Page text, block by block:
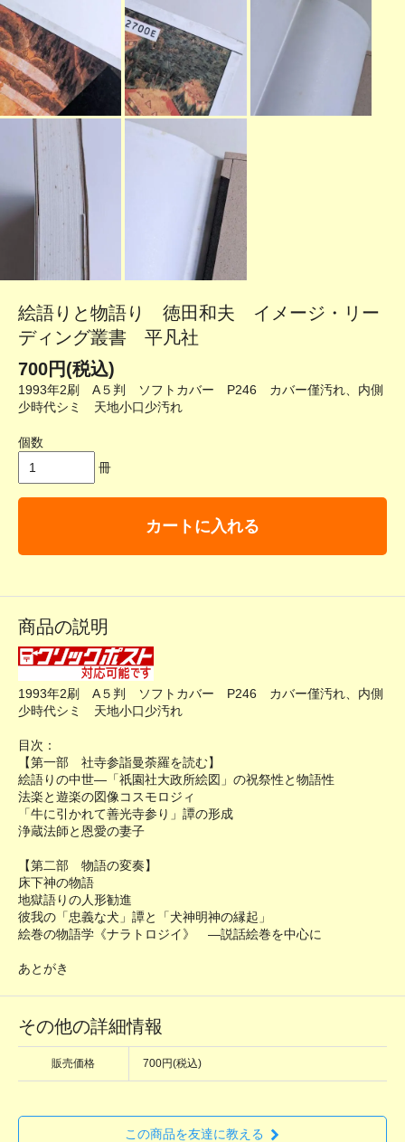
絵語りと物語り 徳田和夫 イメージ・リー
ディング叢書 平凡社
700円(税込)
1993年2刷 A５判 ソフトカバー P246 カバー僅汚れ、内側
少時代シミ 天地小口少汚れ
個数
冊
カートに入れる
商品の説明
1993年2刷 A５判 ソフトカバー P246 カバー僅汚れ、内側
少時代シミ 天地小口少汚れ
目次：
【第一部 社寺参詣曼荼羅を読む】
絵語りの中世―「祇園社大政所絵図」の祝祭性と物語性
法楽と遊楽の図像コスモロジィ
「牛に引かれて善光寺参り」譚の形成
浄蔵法師と恩愛の妻子
【第二部 物語の変奏】
床下神の物語
地獄語りの人形勧進
彼我の「忠義な犬」譚と「犬神明神の縁起」
絵巻の物語学《ナラトロジイ》 ―説話絵巻を中心に
あとがき
その他の詳細情報
販売価格 700円(税込)
この商品を友達に教える